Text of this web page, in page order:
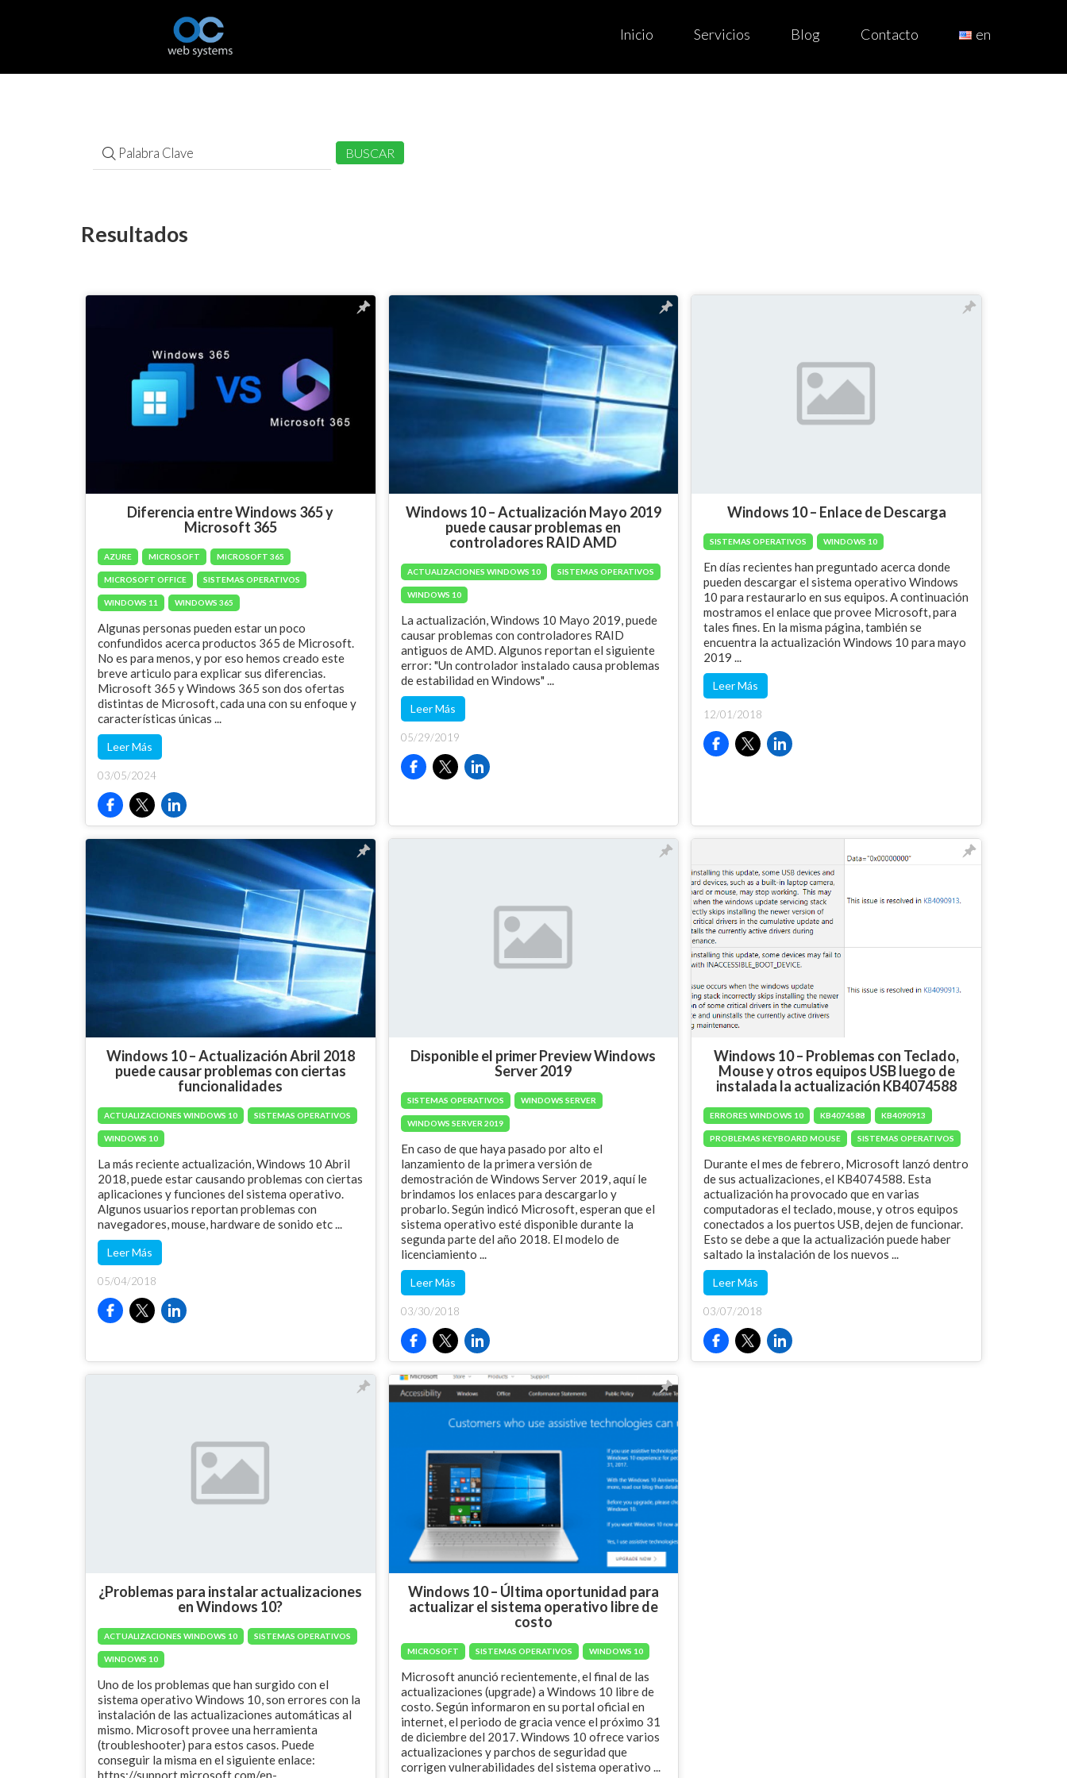
Inicio Servicios Blog Contacto en
Resultados
Diferencia entre Windows 365 y
Microsoft 365
AZURE MICROSOFT MICROSOFT 365
MICROSOFT OFFICE SISTEMAS OPERATIVOS
WINDOWS 11 WINDOWS 365
Algunas personas pueden estar un poco
confundidos acerca productos 365 de Microsoft.
No es para menos, y por eso hemos creado este
breve articulo para explicar sus diferencias.
Microsoft 365 y Windows 365 son dos ofertas
distintas de Microsoft, cada una con su enfoque y
características únicas ...
Leer Más
03/05/2024
Windows 10 – Actualización Mayo 2019
puede causar problemas en
controladores RAID AMD
ACTUALIZACIONES WINDOWS 10 SISTEMAS OPERATIVOS
WINDOWS 10
La actualización, Windows 10 Mayo 2019, puede
causar problemas con controladores RAID
antiguos de AMD. Algunos reportan el siguiente
error: "Un controlador instalado causa problemas
de estabilidad en Windows" ...
Leer Más
05/29/2019
Windows 10 – Enlace de Descarga
SISTEMAS OPERATIVOS WINDOWS 10
En días recientes han preguntado acerca donde
pueden descargar el sistema operativo Windows
10 para restaurarlo en sus equipos. A continuación
mostramos el enlace que provee Microsoft, para
tales fines. En la misma página, también se
encuentra la actualización Windows 10 para mayo
2019 ...
Leer Más
12/01/2018
Windows 10 – Actualización Abril 2018
puede causar problemas con ciertas
funcionalidades
ACTUALIZACIONES WINDOWS 10 SISTEMAS OPERATIVOS
WINDOWS 10
La más reciente actualización, Windows 10 Abril
2018, puede estar causando problemas con ciertas
aplicaciones y funciones del sistema operativo.
Algunos usuarios reportan problemas con
navegadores, mouse, hardware de sonido etc ...
Leer Más
05/04/2018
Disponible el primer Preview Windows
Server 2019
SISTEMAS OPERATIVOS WINDOWS SERVER
WINDOWS SERVER 2019
En caso de que haya pasado por alto el
lanzamiento de la primera versión de
demostración de Windows Server 2019, aquí le
brindamos los enlaces para descargarlo y
probarlo. Según indicó Microsoft, esperan que el
sistema operativo esté disponible durante la
segunda parte del año 2018. El modelo de
licenciamiento ...
Leer Más
03/30/2018
Windows 10 – Problemas con Teclado,
Mouse y otros equipos USB luego de
instalada la actualización KB4074588
ERRORES WINDOWS 10 KB4074588 KB4090913
PROBLEMAS KEYBOARD MOUSE SISTEMAS OPERATIVOS
Durante el mes de febrero, Microsoft lanzó dentro
de sus actualizaciones, el KB4074588. Esta
actualización ha provocado que en varias
computadoras el teclado, mouse, y otros equipos
conectados a los puertos USB, dejen de funcionar.
Esto se debe a que la actualización puede haber
saltado la instalación de los nuevos ...
Leer Más
03/07/2018
¿Problemas para instalar actualizaciones
en Windows 10?
ACTUALIZACIONES WINDOWS 10 SISTEMAS OPERATIVOS
WINDOWS 10
Uno de los problemas que han surgido con el
sistema operativo Windows 10, son errores con la
instalación de las actualizaciones automáticas al
mismo. Microsoft provee una herramienta
(troubleshooter) para estos casos. Puede
conseguir la misma en el siguiente enlace:
https://support.microsoft.com/en-
Windows 10 – Última oportunidad para
actualizar el sistema operativo libre de
costo
MICROSOFT SISTEMAS OPERATIVOS WINDOWS 10
Microsoft anunció recientemente, el final de las
actualizaciones (upgrade) a Windows 10 libre de
costo. Según informaron en su portal oficial en
internet, el periodo de gracia vence el próximo 31
de diciembre del 2017. Windows 10 ofrece varios
actualizaciones y parchos de seguridad que
corrigen vulnerabilidades del sistema operativo ...